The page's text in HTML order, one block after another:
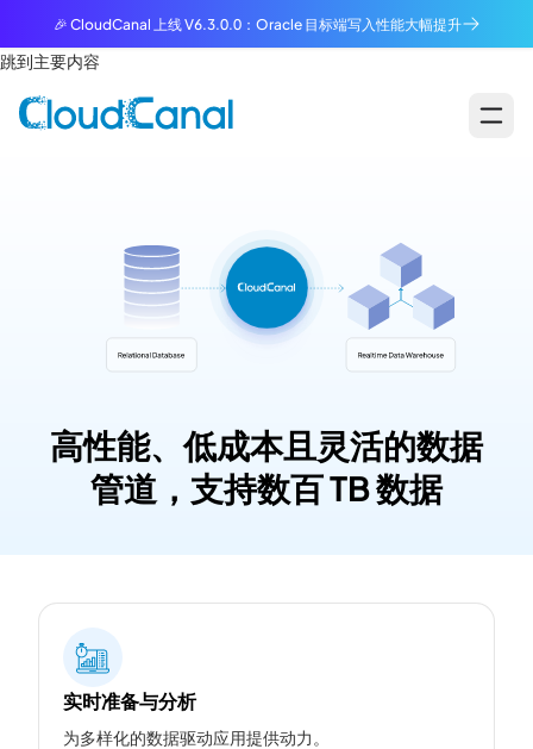
🎉 CloudCanal 上线 V6.3.0.0：Oracle 目标端写入性能大幅提升
跳到主要内容
高性能、低成本且灵活的数据
管道，支持数百 TB 数据
实时准备与分析
为多样化的数据驱动应用提供动力。